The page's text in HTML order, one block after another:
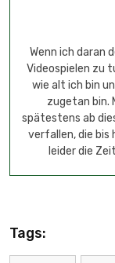
Wenn ich daran
Videospielen zu
wie alt ich bin
zugetan bin.
spätestens ab
verfallen, die bis
leider die
Tags: